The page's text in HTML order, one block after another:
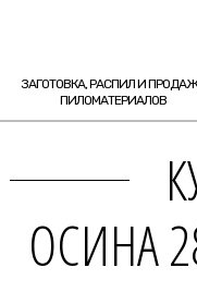
ЗАГОТОВКА, РАСПИЛ И
ПИЛОМАТЕРИАЛОВ
ОСИНА